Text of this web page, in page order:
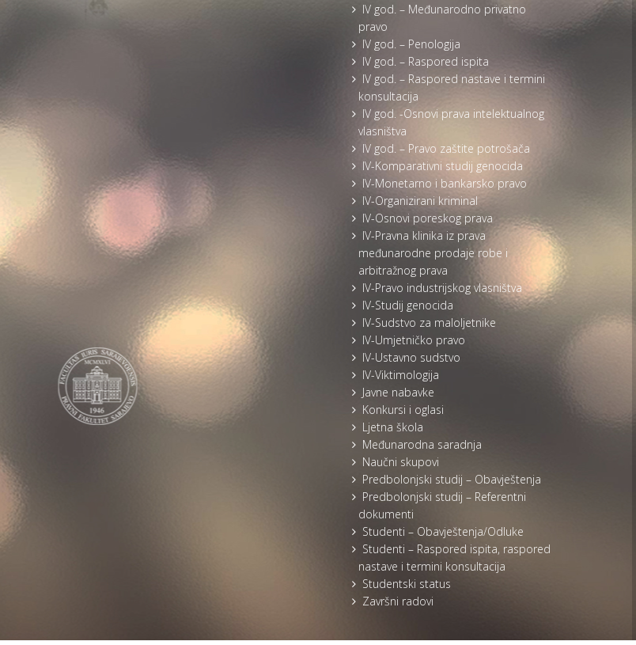
IV god. – Međunarodno privatno
pravo
IV god. – Penologija
IV god. – Raspored ispita
IV god. – Raspored nastave i termini
konsultacija
IV god. -Osnovi prava intelektualnog
vlasništva
IV god. – Pravo zaštite potrošača
IV-Komparativni studij genocida
IV-Monetarno i bankarsko pravo
IV-Organizirani kriminal
IV-Osnovi poreskog prava
IV-Pravna klinika iz prava
međunarodne prodaje robe i
arbitražnog prava
IV-Pravo industrijskog vlasništva
IV-Studij genocida
IV-Sudstvo za maloljetnike
IV-Umjetničko pravo
IV-Ustavno sudstvo
IV-Viktimologija
Javne nabavke
Konkursi i oglasi
Ljetna škola
Međunarodna saradnja
Naučni skupovi
Predbolonjski studij – Obavještenja
Predbolonjski studij – Referentni
dokumenti
Studenti – Obavještenja/Odluke
Studenti – Raspored ispita, raspored
nastave i termini konsultacija
Studentski status
Završni radovi